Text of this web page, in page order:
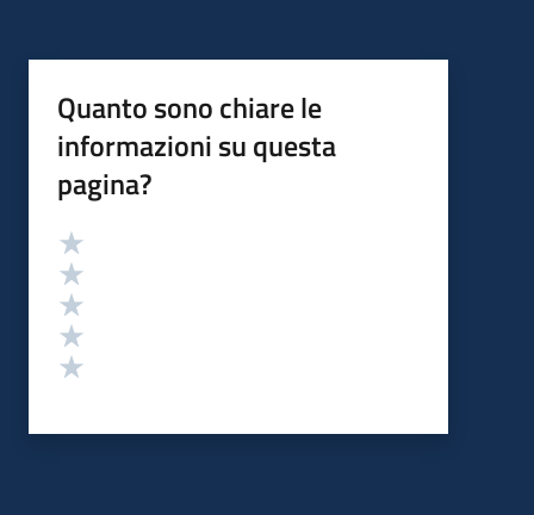
Quanto sono chiare le
informazioni su questa
pagina?
Valutazione